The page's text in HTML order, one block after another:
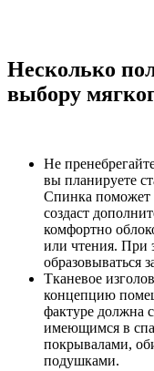
Несколько
выбору
Не
вы планируете
Спинка поможет
создаст
комфортно
или чтения. При
образовываться
Тканевое
концепцию
фактуре должна
имеющимся в
покрывалами,
подушками.